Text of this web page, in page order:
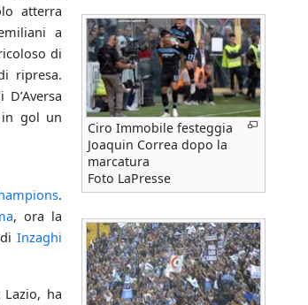
Ciro Immobile festeggia
Joaquin Correa dopo la
marcatura
Foto LaPresse
atterra
a
di
ripresa.
in gol un
.
, ora la
Inzaghi
ha